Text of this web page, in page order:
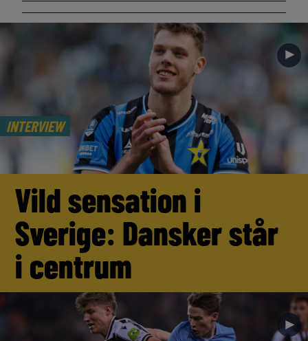
INTERVIEW
►
Vild sensation i
Sverige: Dansker står
i centrum
►